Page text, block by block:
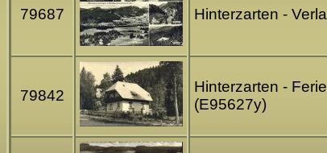
79687 Hinterzarten -
79842
Hinterzarten -
(E95627y)